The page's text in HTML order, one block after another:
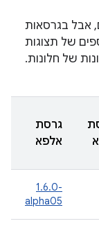
בגרסאות
של תצוגות
של חלונות.
גרסת
אלפא
‎1.6.0-
alpha05